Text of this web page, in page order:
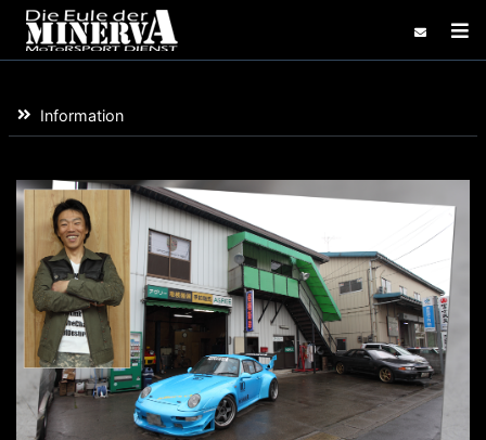
コンテンツにスキップする
Information
Home
Blog
Gallary
Links
Demo Car